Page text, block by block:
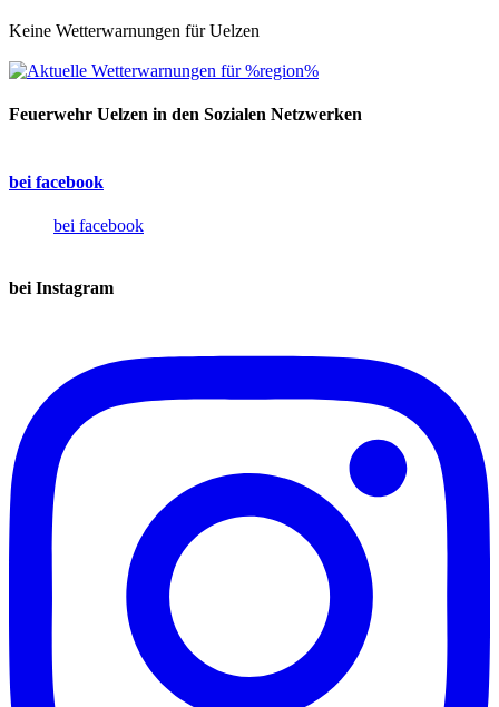
Keine Wetterwarnungen für Uelzen
Feuerwehr Uelzen in den Sozialen Netzwerken
bei facebook
bei facebook
bei Instagram